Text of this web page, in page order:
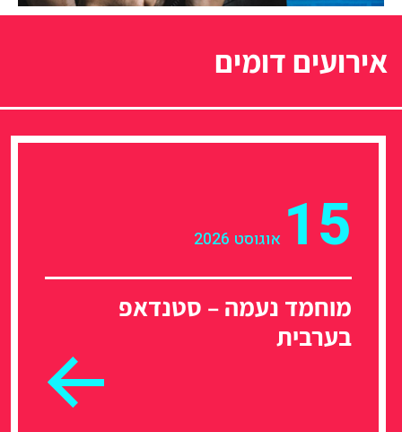
אירועים דומים
15 אוגוסט 2026
מוחמד נעמה – סטנדאפ
בערבית